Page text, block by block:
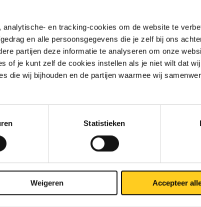
en tracking-cookies om de website te
en alle persoonsgegevens die je zelf bij ons
partijen deze informatie te analyseren om onze
of je kunt zelf de cookies instellen als je niet wilt dat
die wij bijhouden en de partijen waarmee wij
Statistieken
Weigeren Accepteer
RVS 316L Draad T-stuk